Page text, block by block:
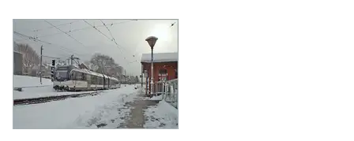
Association ASD 1914
B-C (Museumsbahn Blonay-Chamby)
Dampfbahn Bern (DBB)
Privatbahnen